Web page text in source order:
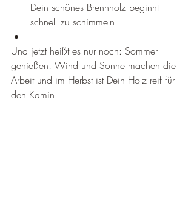
Dein schönes Brennholz beginnt
schnell zu schimmeln.
Und jetzt heißt es nur noch: Sommer
genießen! Wind und Sonne machen die
Arbeit und im Herbst ist Dein Holz reif für
den Kamin.